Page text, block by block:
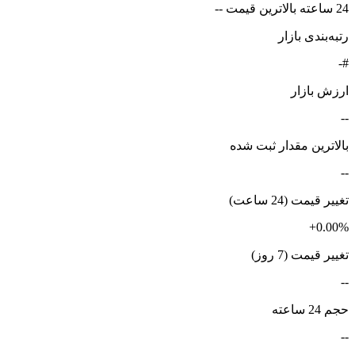
24 ساعته بالاترین قیمت --
رتبه‌بندی بازار
#-
ارزش بازار
--
بالاترین مقدار ثبت شده
--
تغییر قیمت (24 ساعت)
+0.00%
تغییر قیمت (7 روز)
--
حجم 24 ساعته
--